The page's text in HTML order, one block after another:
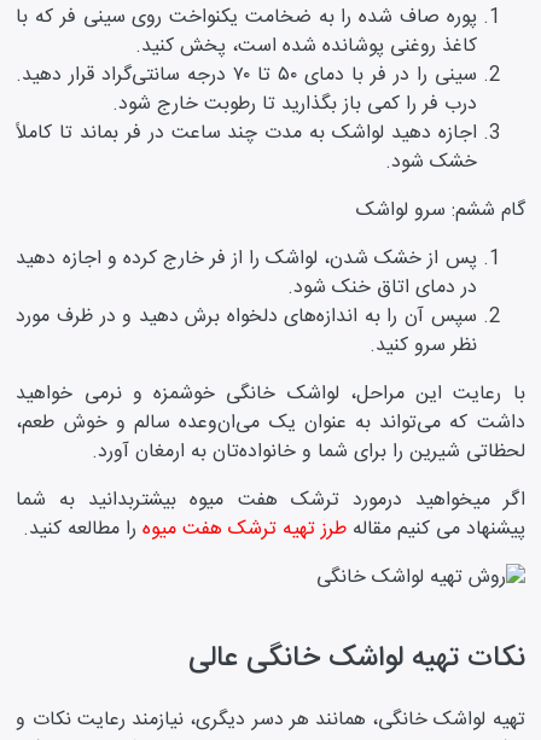
پوره صاف شده را به ضخامت یکنواخت روی سینی فر که با
کاغذ روغنی پوشانده شده است، پخش کنید.
سینی را در فر با دمای ۵۰ تا ۷۰ درجه سانتی‌گراد قرار دهید.
درب فر را کمی باز بگذارید تا رطوبت خارج شود.
اجازه دهید لواشک به مدت چند ساعت در فر بماند تا کاملاً
خشک شود.
گام ششم: سرو لواشک
پس از خشک شدن، لواشک را از فر خارج کرده و اجازه دهید
در دمای اتاق خنک شود.
سپس آن را به اندازه‌های دلخواه برش دهید و در ظرف مورد
نظر سرو کنید.
با رعایت این مراحل، لواشک خانگی خوشمزه و نرمی خواهید
داشت که می‌تواند به عنوان یک می‌ان‌وعده سالم و خوش طعم،
لحظاتی شیرین را برای شما و خانواده‌تان به ارمغان آورد.
اگر میخواهید درمورد ترشک هفت میوه بیشتربدانید به شما
پیشنهاد می کنیم مقاله طرز تهیه ترشک هفت میوه را مطالعه کنید.
نکات تهیه لواشک خانگی عالی
تهیه لواشک خانگی، همانند هر دسر دیگری، نیازمند رعایت نکات و